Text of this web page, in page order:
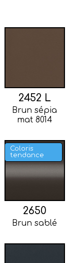
2452 L
Brun sépia
mat 8014
Coloris
tendance
2650
Brun sablé